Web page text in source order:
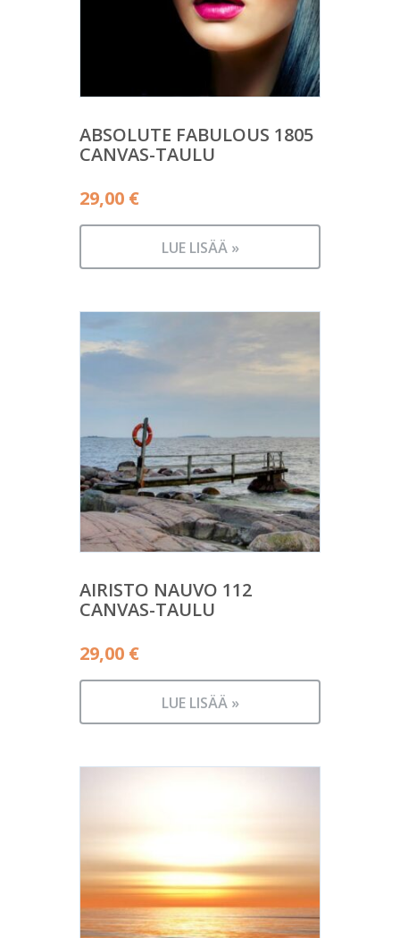
ABSOLUTE FABULOUS 1805
CANVAS-TAULU
29,00 €
LUE LISÄÄ »
AIRISTO NAUVO 112
CANVAS-TAULU
29,00 €
LUE LISÄÄ »